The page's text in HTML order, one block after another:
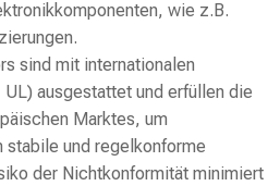
wie z.B.
sind mit internationalen
ausgestattet und erfüllen die
Marktes, um
und regelkonforme
der Nichtkonformität minimiert